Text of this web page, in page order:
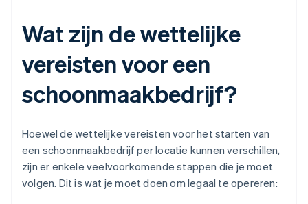
Wat zijn de wettelijke
vereisten voor een
schoonmaakbedrijf?
Hoewel de wettelijke vereisten voor het starten van
een schoonmaakbedrijf per locatie kunnen verschillen,
zijn er enkele veelvoorkomende stappen die je moet
volgen. Dit is wat je moet doen om legaal te opereren: